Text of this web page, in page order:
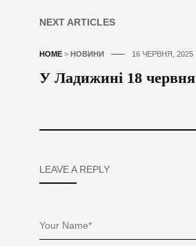
NEXT ARTICLES
HOME > НОВИНИ 16 ЧЕРВНЯ, 2025
У Ладижині 18
LEAVE A REPLY